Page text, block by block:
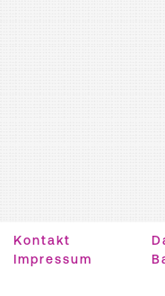
Kontakt
Impressum